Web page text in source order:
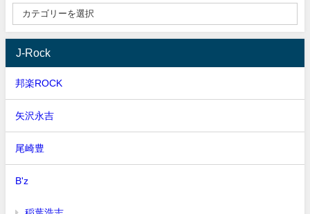
J-Rock
邦楽ROCK
矢沢永吉
尾崎豊
B'z